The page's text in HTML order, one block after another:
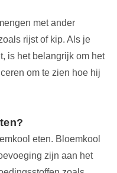
met ander
rijst of kip. Als je
is het belangrijk om het
om te zien hoe hij
eten. Bloemkool
zijn aan het